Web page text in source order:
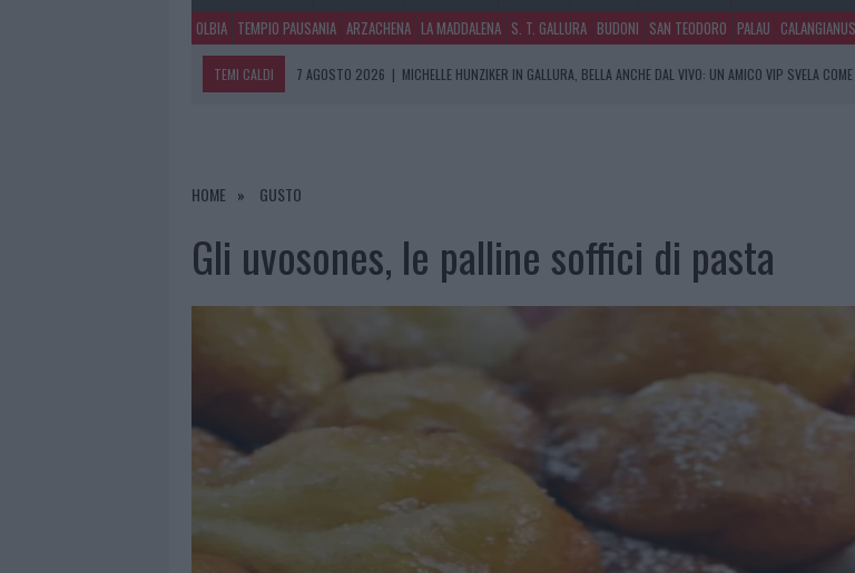
OLBIA TEMPIO PAUSANIA ARZACHENA LA MADDALENA S. T. GALLURA BUDONI SAN TEODORO PALAU CALANGIANUS
TEMI CALDI 7 AGOSTO 2026 | MICHELLE HUNZIKER IN GALLURA, BELLA ANCHE DAL VIVO: UN AMICO VIP SVELA
7 AGOSTO 2026
HOME GUSTO
Gli uvosones, le palline soffici di pasta